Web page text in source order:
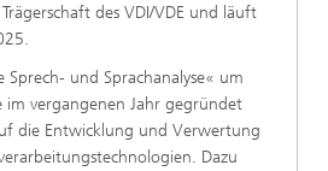
des VDI/VDE und läuft
Sprech- und Sprachanalyse« um
im vergangenen Jahr gegründet
die Entwicklung und Verwertung
Dazu